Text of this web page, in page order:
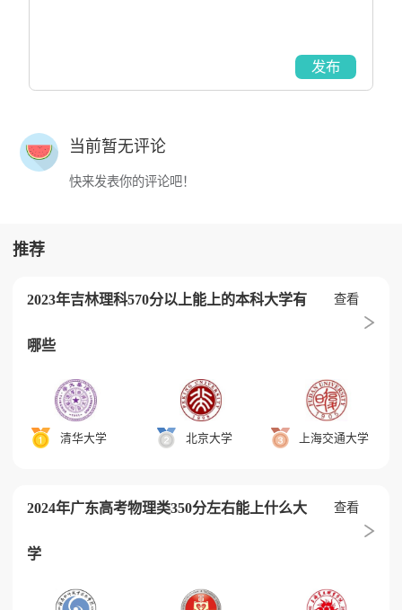
发布
当前暂无评论
快来发表你的评论吧！
推荐
2023年吉林理科570分以上能上的本科大学有
哪些
查看
清华大学 北京大学 上海交通大学
2024年广东高考物理类350分左右能上什么大
学
查看